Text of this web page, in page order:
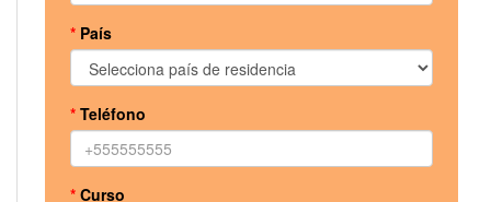
*País
*Teléfono
*Curso